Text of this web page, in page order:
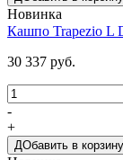
Новинка
Кашпо Trapezio L
30 337 руб.
-
+
ДОбавить в корзину